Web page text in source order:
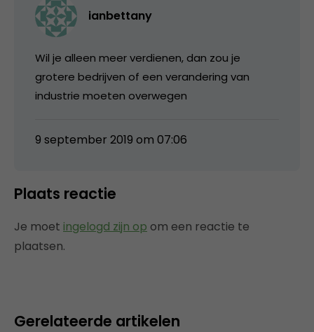
ianbettany
Wil je alleen meer verdienen, dan zou je
grotere bedrijven of een verandering van
industrie moeten overwegen
9 september 2019 om 07:06
Plaats reactie
Je moet ingelogd zijn op om een reactie te
plaatsen.
Gerelateerde artikelen